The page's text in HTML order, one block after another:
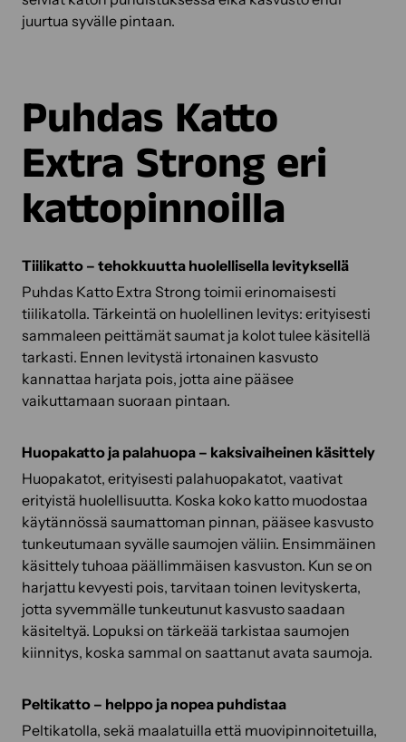
juurtua syvälle pintaan.
Puhdas Katto
Extra Strong eri
kattopinnoilla
Tiilikatto – tehokkuutta huolellisella levityksellä
Puhdas Katto Extra Strong toimii erinomaisesti
tiilikatolla. Tärkeintä on huolellinen levitys: erityisesti
sammaleen peittämät saumat ja kolot tulee käsitellä
tarkasti. Ennen levitystä irtonainen kasvusto
kannattaa harjata pois, jotta aine pääsee
vaikuttamaan suoraan pintaan.
Huopakatto ja palahuopa – kaksivaiheinen käsittely
Huopakatot, erityisesti palahuopakatot, vaativat
erityistä huolellisuutta. Koska koko katto muodostaa
käytännössä saumattoman pinnan, pääsee kasvusto
tunkeutumaan syvälle saumojen väliin. Ensimmäinen
käsittely tuhoaa päällimmäisen kasvuston. Kun se on
harjattu kevyesti pois, tarvitaan toinen levityskerta,
jotta syvemmälle tunkeutunut kasvusto saadaan
käsiteltyä. Lopuksi on tärkeää tarkistaa saumojen
kiinnitys, koska sammal on saattanut avata saumoja.
Peltikatto – helppo ja nopea puhdistaa
Peltikatolla, sekä maalatuilla että muovipinnoitetuilla,